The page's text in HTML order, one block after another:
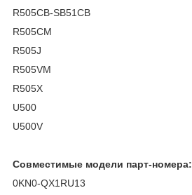
R505CB-SB51CB
R505CM
R505J
R505VM
R505X
U500
U500V
Совместимые модели парт-номера:
0KN0-QX1RU13